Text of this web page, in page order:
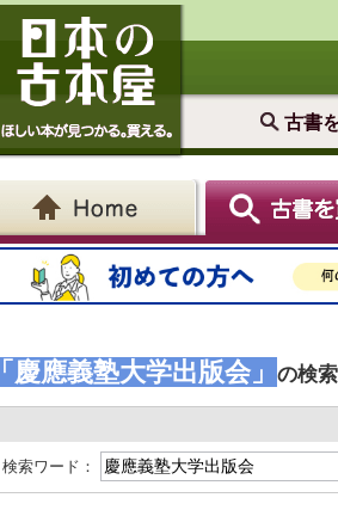
古書
「慶應義塾大学出版会」 の検
検索ワード：